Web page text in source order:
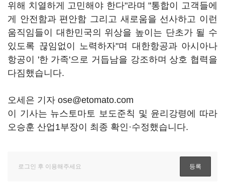
위해 치열하게 고민해야 한다"라며 "통합이 고객들에
게 안전함과 편안함 그리고 새로움을 선사하고 이런
움직임들이 대한민국의 위상을 높이는 단초가 될 수
있도록 끊임없이 노력하자"며 대한항공과 아시아나
항공이 '한 가족'으로 거듭남을 강조하며 상호 협력을
다짐했습니다.
오세은 기자 ose@etomato.com
이 기사는 뉴스토마토 보도준칙 및 윤리강령에 따라
오승훈 산업1부장이 최종 확인·수정했습니다.